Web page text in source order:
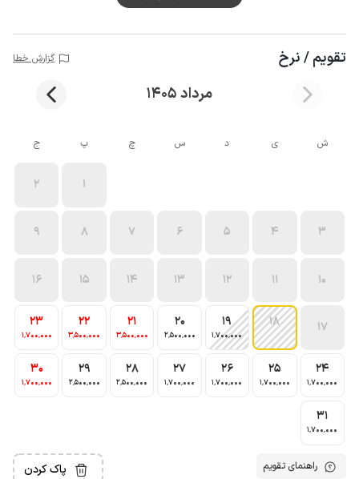
تقویم / نرخ گزارش خطا
مرداد 1405
ش ی د س چ پ ج
1
2
3
4
5
6
7
8
9
10
11
12
13
14
15
16
17
18
19
1٬700٬000
20
2٬500٬000
21
3٬500٬000
22
3٬500٬000
23
1٬700٬000
24
1٬700٬000
25
1٬700٬000
26
1٬700٬000
27
1٬700٬000
28
2٬500٬000
29
2٬500٬000
30
1٬700٬000
31
1٬700٬000
راهنمای تقویم پاک کردن